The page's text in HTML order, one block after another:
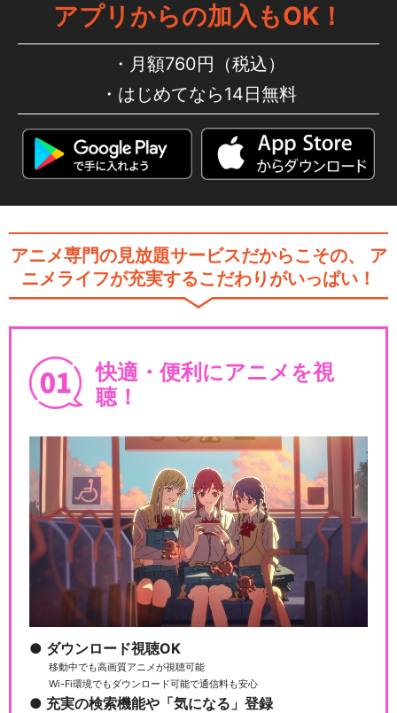
アプリからの加入もOK！
月額760円（税込）
はじめてなら14日無料
アニメ専門の見放題サービスだからこその、
ア
ニメライフが充実するこだわりがいっぱい！
快適・便利にアニメを視
聴！
ダウンロード視聴OK
移動中でも高画質アニメが視聴可能
Wi-Fi環境でもダウンロード可能で通信料も安心
充実の検索機能や「気になる」登録